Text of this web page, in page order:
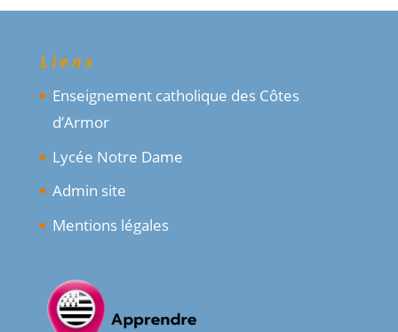
Liens
Enseignement catholique des Côtes
d’Armor
Lycée Notre Dame
Admin site
Mentions légales